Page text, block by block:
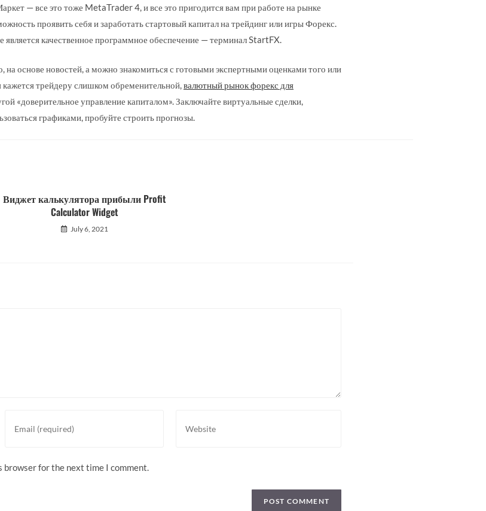
— все это тоже MetaTrader 4, и все это пригодится вам при работе на рынке
проявить себя и заработать стартовый капитал на трейдинг или игры Форекс.
качественное программное обеспечение — терминал StartFX.
на основе новостей, а можно знакомиться с готовыми экспертными оценками того или
кажется трейдеру слишком обременительной,валютный рынок форекс для
«доверительное управление капиталом». Заключайте виртуальные сделки,
графиками, пробуйте строить прогнозы.
Виджет калькулятора прибыли Profit
Calculator Widget
July 6, 2021
browser for the next time I comment.